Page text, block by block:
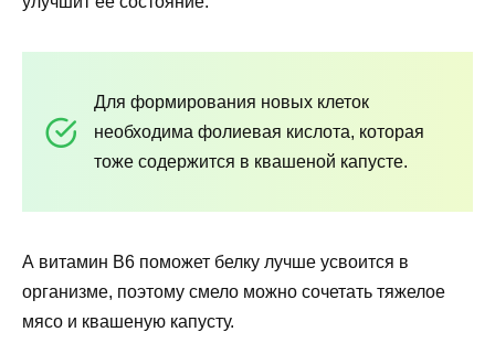
Для формирования новых клеток
необходима фолиевая кислота, которая
тоже содержится в квашеной капусте.
А витамин В6 поможет белку лучше усвоится в
организме, поэтому смело можно сочетать тяжелое
мясо и квашеную капусту.